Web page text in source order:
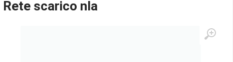
Rete scarico nla